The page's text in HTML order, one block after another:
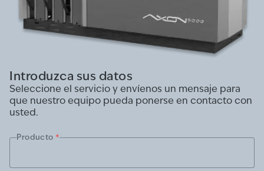
Introduzca sus datos
Seleccione el servicio y envíenos un mensaje para
que nuestro equipo pueda ponerse en contacto con
usted.
Producto *